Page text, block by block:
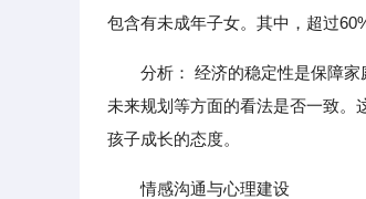
包含有未成年子女。其中，超过
分析： 经济的稳定性是保障
未来规划等方面的看法是否一致。
孩子成长的态度。
情感沟通与心理建设